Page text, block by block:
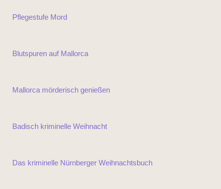
Pflegestufe Mord
Blutspuren auf Mallorca
Mallorca mörderisch genießen
Badisch kriminelle Weihnacht
Das kriminelle Nürnberger Weihnachtsbuch